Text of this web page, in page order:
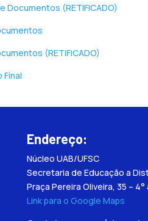
Documentos (RETIFICADO)
(RETIFICADO)
Endereço:
Núcleo UAB/UFSC
Secretaria de Educação a
Praça Pereira Oliveira, 35 –
Link para o Google Maps